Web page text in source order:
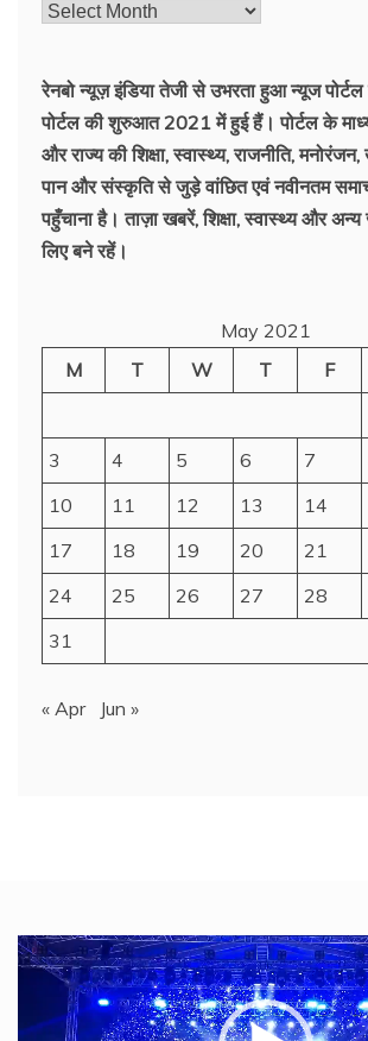
रेनबो न्यूज़ इंडिया तेजी से उभरता हुआ न्‍यूज
पोर्टल की शुरुआत 2021 में हुई हैं। पोर्टल के
और राज्य की शिक्षा, स्वास्थ्य, राजनीति,
पान और संस्कृति से जुड़े वांछित एवं नवीनतम
पहुँचाना है। ताज़ा खबरें, शिक्षा, स्वास्थ्य और
लिए बने रहें।
May 2021
M
T W T F
3
4 5 6 7
10
11 12 13 14
17
18 19 20 21
24
25 26 27 28
31
« Apr Jun »
Video
Player